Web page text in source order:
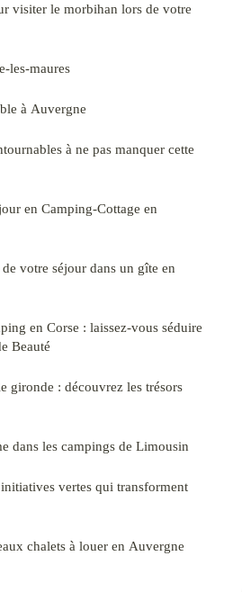
visiter le morbihan lors de votre
les-maures
à Auvergne
à ne pas manquer cette
en Camping-Cottage en
votre séjour dans un gîte en
en Corse : laissez-vous séduire
Beauté
gironde : découvrez les trésors
dans les campings de Limousin
vertes qui transforment
chalets à louer en Auvergne